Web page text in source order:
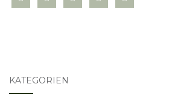
KATEGORIEN